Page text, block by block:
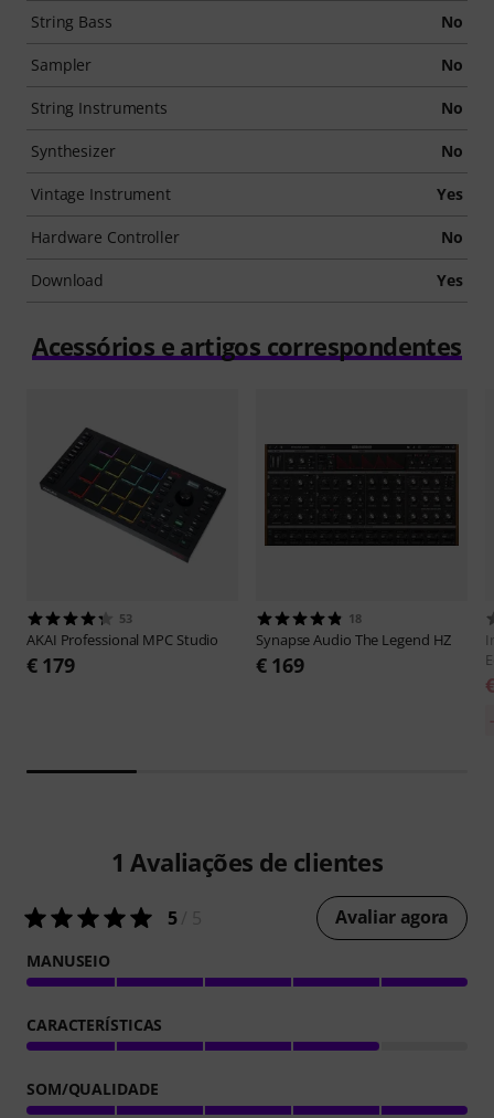
String Bass No
Sampler No
String Instruments No
Synthesizer No
Vintage Instrument Yes
Hardware Controller No
Download Yes
Acessórios e artigos correspondentes
53
AKAI Professional MPC Studio
€ 179
18
Synapse Audio The Legend HZ
€ 169
1 Avaliações de clientes
5/ 5 Avaliar agora
MANUSEIO
CARACTERÍSTICAS
SOM/QUALIDADE